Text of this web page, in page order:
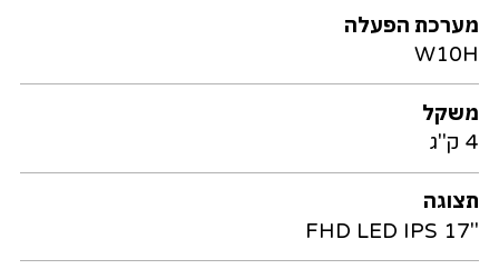
מערכת הפעלה
W10H
משקל
4 ק"ג
תצוגה
"17 FHD LED IPS